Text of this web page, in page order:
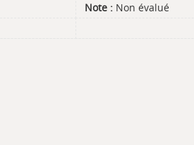
Note : Non évalué